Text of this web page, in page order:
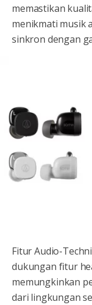
memastikan
menikmati musik
sinkron dengan
Fitur Audio-
dukungan fitur
memungkinkan
dari lingkungan